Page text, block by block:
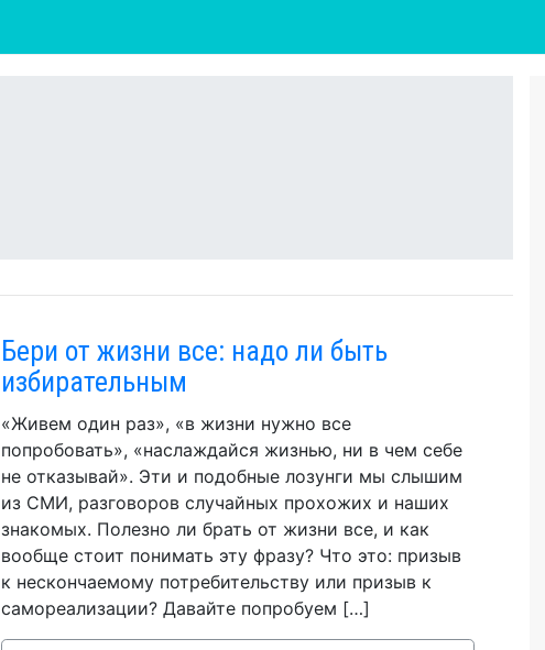
Бери от жизни все: надо ли быть
избирательным
«Живем один раз», «в жизни нужно все
попробовать», «наслаждайся жизнью, ни в чем себе
не отказывай». Эти и подобные лозунги мы слышим
из СМИ, разговоров случайных прохожих и наших
знакомых. Полезно ли брать от жизни все, и как
вообще стоит понимать эту фразу? Что это: призыв
к нескончаемому потребительству или призыв к
самореализации? Давайте попробуем […]